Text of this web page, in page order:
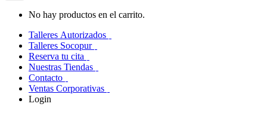
No hay productos en el carrito.
Talleres Autorizados
Talleres Socopur
Reserva tu cita
Nuestras Tiendas
Contacto
Ventas Corporativas
Login